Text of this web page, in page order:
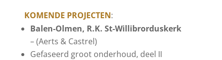
KOMENDE PROJECTEN:
Balen-Olmen, R.K. St-Willibrorduskerk
– (Aerts & Castrel)
Gefaseerd groot onderhoud, deel II